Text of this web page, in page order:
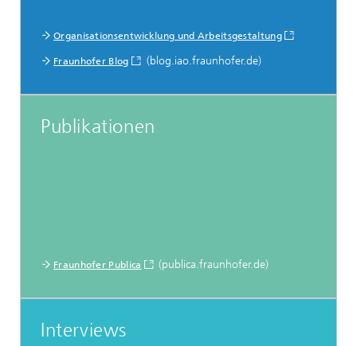
Organisationsentwicklung und Arbeits­­gestaltung
Fraunhofer Blog (blog.iao.fraunhofer.de)
Publikationen
Fraunhofer Publica (publica.fraunhofer.de)
Interviews